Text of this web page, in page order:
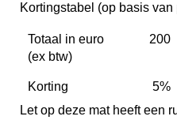
Kortingstabel (op basis van
Totaal in euro
(ex btw)
200
Korting 5%
Let op deze mat heeft een